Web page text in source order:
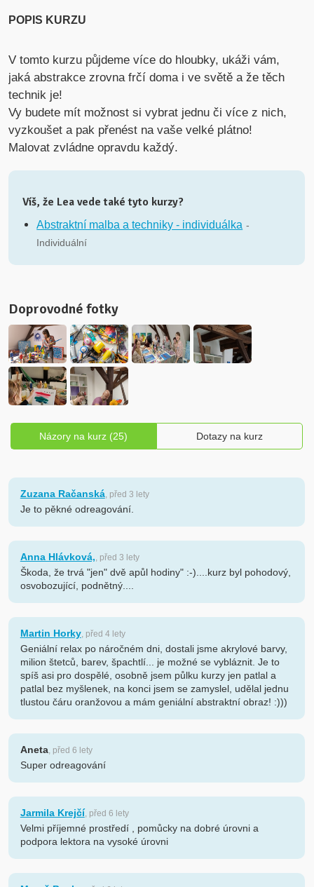
POPIS KURZU
V tomto kurzu půjdeme více do hloubky, ukáži vám,
jaká abstrakce zrovna frčí doma i ve světě a že těch
technik je!
Vy budete mít možnost si vybrat jednu či více z nich,
vyzkoušet a pak přenést na vaše velké plátno!
Malovat zvládne opravdu každý.
Víš, že Lea vede také tyto kurzy?
Abstraktní malba a techniky - individuálka -
Individuální
Doprovodné fotky
Názory na kurz (25) Dotazy na kurz
Zuzana Račanská, před 3 lety
Je to pěkné odreagování.
Anna Hlávková,, před 3 lety
Škoda, že trvá "jen" dvě apůl hodiny" :-)....kurz byl pohodový,
osvobozující, podnětný....
Martin Horky, před 4 lety
Geniální relax po náročném dni, dostali jsme akrylové barvy,
milion štetců, barev, špachtlí... je možné se vybláznit. Je to
spíš asi pro dospělé, osobně jsem půlku kurzy jen patlal a
patlal bez myšlenek, na konci jsem se zamyslel, udělal jednu
tlustou čáru oranžovou a mám geniální abstraktní obraz! :)))
Aneta, před 6 lety
Super odreagování
Jarmila Krejčí, před 6 lety
Velmi příjemné prostředí , pomůcky na dobré úrovni a
podpora lektora na vysoké úrovni